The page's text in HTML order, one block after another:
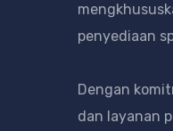
penyediaan
Dengan
dan layanan